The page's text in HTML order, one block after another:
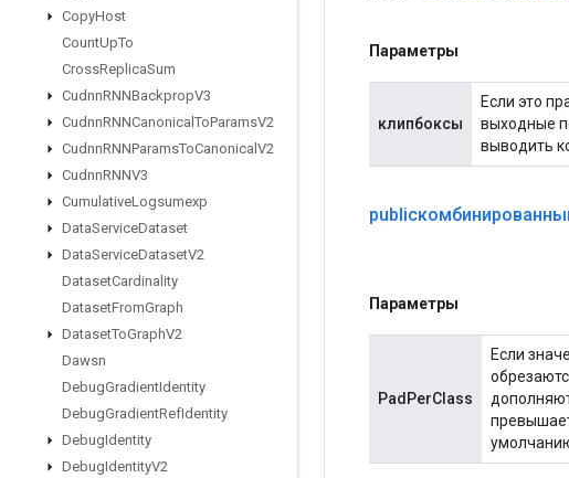
CopyHost
CountUpTo
CrossReplicaSum
CudnnRNNBackpropV3
CudnnRNNCanonical ToParamsV2
CudnnRNNParamsToCanonical V2
CudnnRNNV3
CumulativeLogsumexp
DataServiceDataset
DataServiceDatasetV2
DatasetCardinality
DatasetFromGraph
DatasetToGraphV2
Dawsn
DebugGradientIdentity
DebugGradientRefIdentity
DebugIdentity
DebugIdentityV2
Параметры
клипбоксы
Если это
выходные
выводить
Параметры
PadPerClass
Если